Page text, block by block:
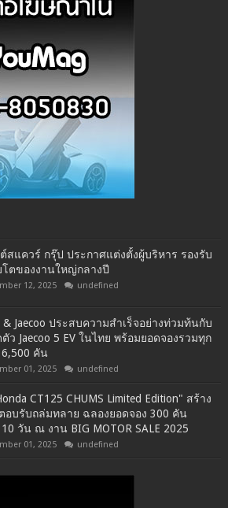
สแควร์ กรุ๊ป ประกาศแต่งตั้งผู้บริหาร รองรับ
โตของงานใหญ่กลางปี
12, 2025 undefined
& Jaecoo ประสบความสำเร็จอย่างท่วมท้นกับ
ตัว Jaecoo 5 EV ในไทย พร้อมยอดจองรวมทุก
คัน
01, 2025 undefined
CT125 CHUMS Limited Edition" สร้าง
อบรับถล่มทลาย ฉลองยอดจอง 300 คัน
วัน ณ งาน BIG MOTOR SALE 2025
01, 2025 undefined